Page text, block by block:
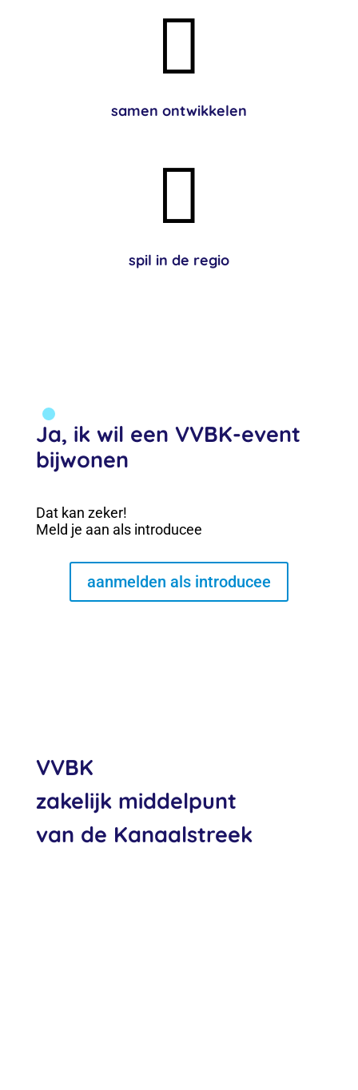

samen ontwikkelen

spil in de regio
Ja, ik wil een VVBK-event
bijwonen
Dat kan zeker!
Meld je aan als introducee
aanmelden als introducee
VVBK
zakelijk middelpunt
van de Kanaalstreek